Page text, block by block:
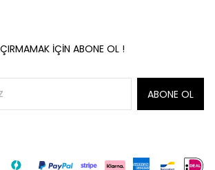
İÇİN ABONE OL !
ABONE OL